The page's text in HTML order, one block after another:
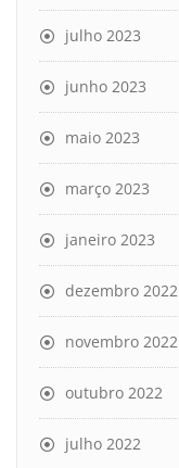
julho 2023
junho 2023
maio 2023
março 2023
janeiro 2023
dezembro 2022
novembro 2022
outubro 2022
julho 2022